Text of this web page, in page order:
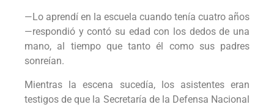
—Lo aprendí en la escuela cuando tenía cuatro años
—respondió y contó su edad con los dedos de una
mano, al tiempo que tanto él como sus padres
sonreían.
Mientras la escena sucedía, los asistentes eran
testigos de que la Secretaría de la Defensa Nacional